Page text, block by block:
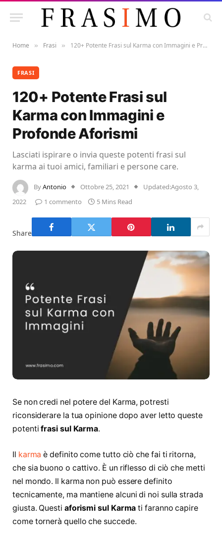
Home » Frasi » 120+ Potente Frasi sul Karma con Immagini e Profonde Aforismi
FRASI
120+ Potente Frasi sul
Karma con Immagini e
Profonde Aforismi
Lasciati ispirare o invia queste potenti frasi sul
karma ai tuoi amici, familiari e persone care.
ByAntonio Ottobre 25, 2021 Updated:Agosto 3,
2022
1 commento 5 Mins Read
Share
Se non credi nel potere del Karma, potresti
riconsiderare la tua opinione dopo aver letto queste
potentifrasi sul Karma.
Il karma è definito come tutto ciò che fai ti ritorna,
che sia buono o cattivo. È un riflesso di ciò che metti
nel mondo. Il karma non può essere definito
tecnicamente, ma mantiene alcuni di noi sulla strada
giusta. Questi aforismi sul Karma ti faranno capire
come tornerà quello che succede.